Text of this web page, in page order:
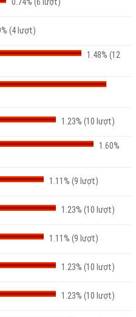
0.74% (6 lượt)
(4 lượt)
1.48% (12
1.23% (10 lượt)
1.60%
1.11% (9 lượt)
1.23% (10 lượt)
1.11% (9 lượt)
1.23% (10 lượt)
1.23% (10 lượt)